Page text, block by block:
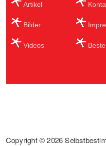
Artikel
Bilder
Videos
Copyright © 2026